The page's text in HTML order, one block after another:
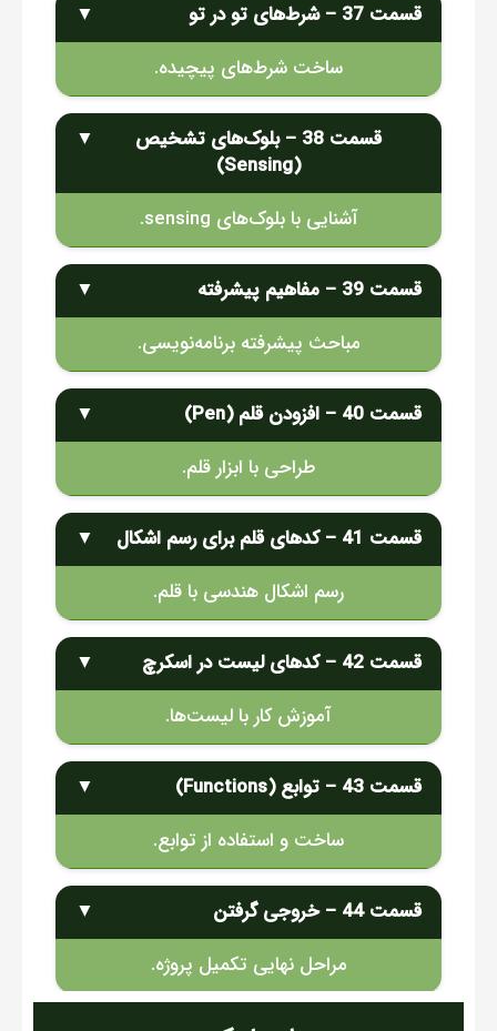
قسمت 37 – شرط‌های تو در تو
▼
ساخت شرط‌های پیچیده.
قسمت 38 – بلوک‌های تشخیص
(Sensing)
▼
آشنایی با بلوک‌های sensing.
قسمت 39 – مفاهیم پیشرفته
▼
مباحث پیشرفته برنامه‌نویسی.
قسمت 40 – افزودن قلم (Pen)
▼
طراحی با ابزار قلم.
قسمت 41 – کدهای قلم برای رسم اشکال
▼
رسم اشکال هندسی با قلم.
قسمت 42 – کدهای لیست در اسکرچ
▼
آموزش کار با لیست‌ها.
قسمت 43 – توابع (Functions)
▼
ساخت و استفاده از توابع.
قسمت 44 – خروجی گرفتن
▼
مراحل نهایی تکمیل پروژه.